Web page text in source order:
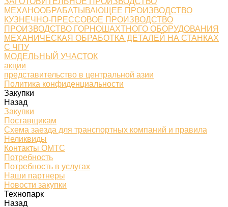
МЕХАНООБРАБАТЫВАЮЩЕЕ ПРОИЗВОДСТВО
КУЗНЕЧНО-ПРЕССОВОЕ ПРОИЗВОДСТВО
ПРОИЗВОДСТВО ГОРНОШАХТНОГО ОБОРУДОВАНИЯ
МЕХАНИЧЕСКАЯ ОБРАБОТКА ДЕТАЛЕЙ НА СТАНКАХ
С ЧПУ
МОДЕЛЬНЫЙ УЧАСТОК
акции
представительство в центральной азии
Политика конфиденциальности
Закупки
Назад
Закупки
Поставщикам
Схема заезда для транспортных компаний и правила
Неликвиды
Контакты ОМТС
Потребность
Потребность в услугах
Наши партнеры
Новости закупки
Технопарк
Назад